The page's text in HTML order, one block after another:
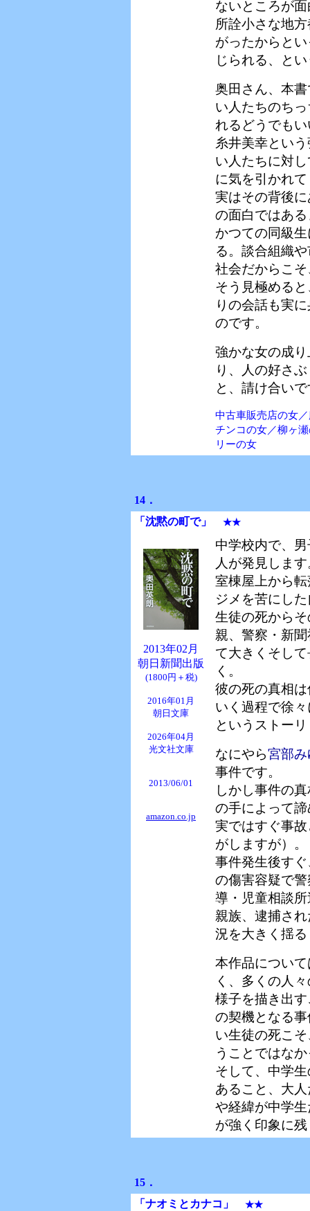
ないところが
所詮小さな地
がったからと
じられる、と
奥田さん、本
い人たちのち
れるどうでも
糸井美幸とい
い人たちに対
に気を引かれ
実はその背後
の面白ではあ
かつての同級
る。談合組織
社会だからこ
そう見極める
りの会話も実
のです。
強かな女の成
り、人の好さ
と、請け合い
中古車販売店の女
チンコの女／柳ヶ
リーの女
14．
「沈黙の町で」
★★
2013年02月
朝日新聞出版
(1800円＋税)
2016年01月
朝日文庫
2026年04月
光文社文庫
2013/06/01
amazon.co.jp
中学校内で、
人が発見しま
室棟屋上から
ジメを苦にし
生徒の死から
親、警察・新
て大きくそし
く。
彼の死の真相
いく過程で徐
というストー
なにやら宮部
事件です。
しかし事件の
の手によって
実ではすぐ事
がしますが）。
事件発生後す
の傷害容疑で
導・児童相談
親族、逮捕さ
況を大きく揺
本作品につい
く、多くの人
様子を描き出
の契機となる
い生徒の死こ
うことではな
そして、中学
あること、大
や経緯が中学
が強く印象に
15．
「ナオミとカナコ」
★★